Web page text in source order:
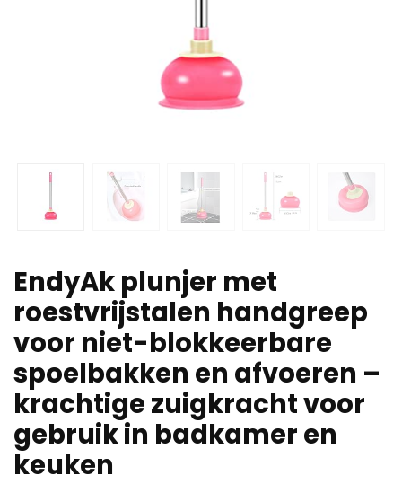
EndyAk plunjer met
roestvrijstalen handgreep
voor niet-blokkeerbare
spoelbakken en afvoeren –
krachtige zuigkracht voor
gebruik in badkamer en
keuken